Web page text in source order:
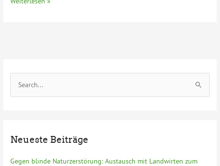
n
n
Neueste Beiträge
Gegen blinde Naturzerstörung: Austausch mit Landwirten zum